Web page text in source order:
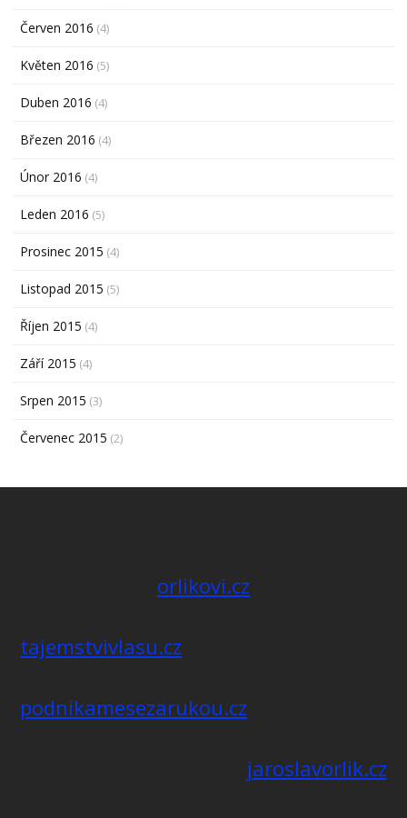
Červen 2016 (4)
Květen 2016 (5)
Duben 2016 (4)
Březen 2016 (4)
Únor 2016 (4)
Leden 2016 (5)
Prosinec 2015 (4)
Listopad 2015 (5)
Říjen 2015 (4)
Září 2015 (4)
Srpen 2015 (3)
Červenec 2015 (2)
orlikovi.cz
tajemstvivlasu.cz
podnikamesezarukou.cz
jaroslavorlik.cz